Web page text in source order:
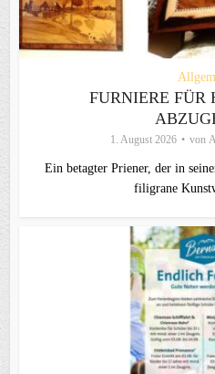
FURNIERE FÜR
1. August 2026 von
Ein betagter Priener, der in
filigrane